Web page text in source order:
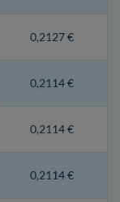
0,2127 €
0,2114 €
0,2114 €
0,2114 €